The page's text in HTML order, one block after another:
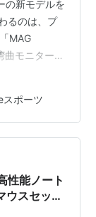
の新モデルを
るのは、プ
MAG
曲モニター
技性の高い
シュレート
像表現 ゲー
「MAG
スポーツ
性能ノート
ウスセット